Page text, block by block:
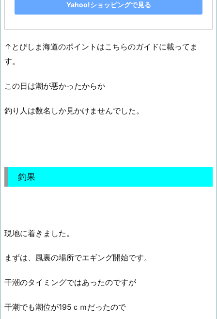
Yahoo!ショッピングで見る
↑とびしま海道のポイントはこちらのガイドに載ってま
す。
この日は潮が悪かったからか
釣り人は数名しか見かけませんでした。
釣果
現地に着きました。
まずは、風裏の場所でエギング開始です。
干潮のタイミングではあったのですが
干潮でも潮位が195ｃｍだったので